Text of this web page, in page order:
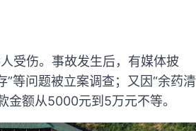
受伤。事故发生后，有媒体披
等问题被立案调查；又因“余药清
金额从5000元到5万元不等。